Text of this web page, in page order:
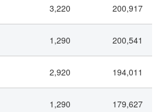
3,220 200,917
1,290 200,541
2,920 194,011
1,290 179,627